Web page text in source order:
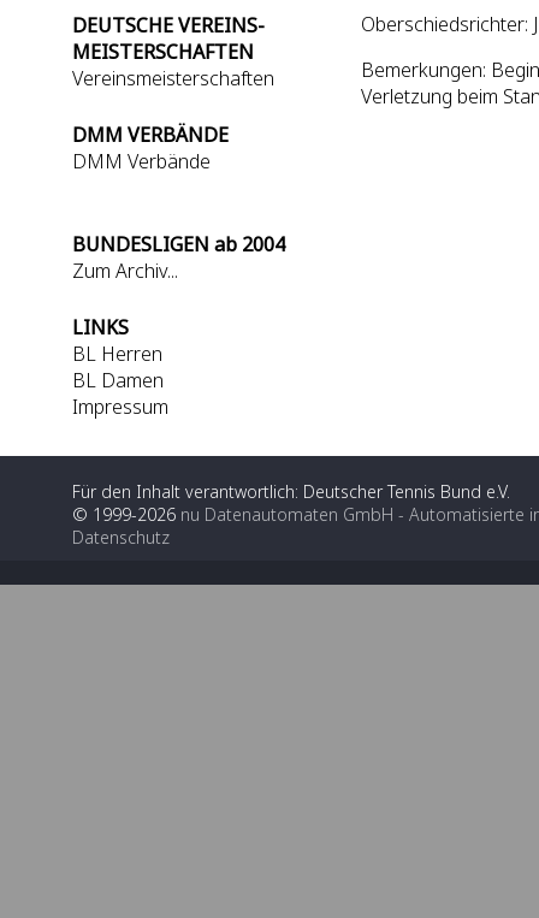
DEUTSCHE VEREINS-
MEISTERSCHAFTEN
Vereinsmeisterschaften
DMM VERBÄNDE
DMM Verbände
BUNDESLIGEN ab 2004
Zum Archiv...
LINKS
BL Herren
BL Damen
Impressum
Oberschiedsrichter:
Bemerkungen:
Verletzung beim
Für den Inhalt verantwortlich: Deutscher Tennis Bund e.V.
© 1999-2026 nu Datenautomaten GmbH - Automatisierte
Datenschutz